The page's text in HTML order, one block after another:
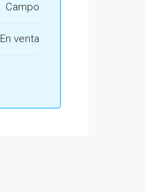
Campo
En venta